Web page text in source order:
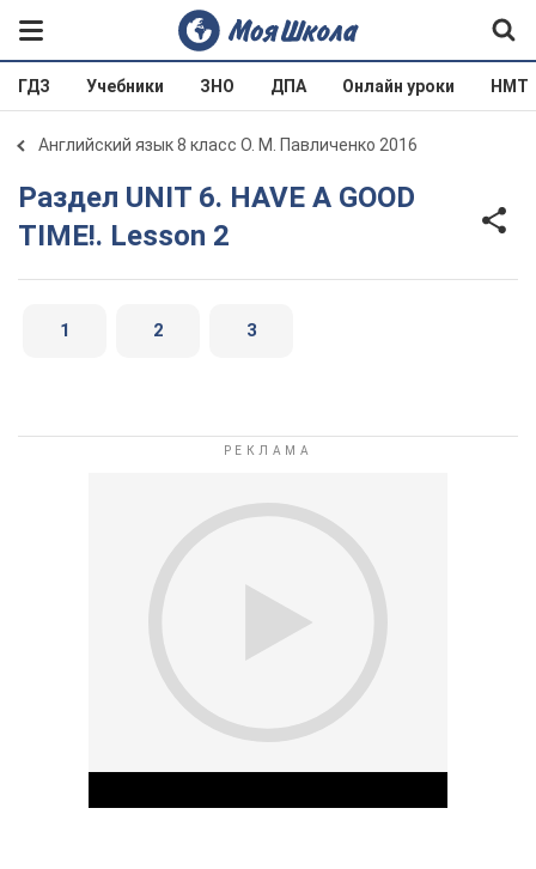
ГДЗ Учебники ЗНО ДПА Онлайн уроки НМТ
Английский язык 8 класс О. М. Павличенко 2016
Раздел UNIT 6. HAVE A GOOD
TIME!. Lesson 2
1 2 3